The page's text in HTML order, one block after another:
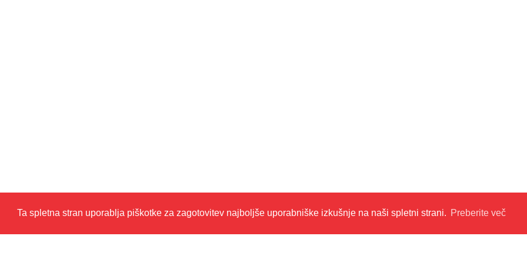
Ta spletna stran uporablja piškotke za zagotovitev najboljše uporabniške izkušnje na naši spletni strani. Preberite več